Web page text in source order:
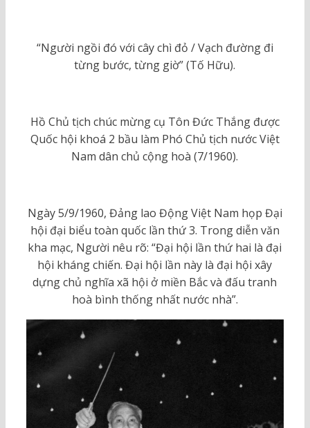
“Người ngồi đó với cây chì đỏ / Vạch đường đi
từng bước, từng giờ” (Tố Hữu).
Hồ Chủ tịch chúc mừng cụ Tôn Đức Thắng được
Quốc hội khoá 2 bầu làm Phó Chủ tịch nước Việt
Nam dân chủ cộng hoà (7/1960).
Ngày 5/9/1960, Đảng lao Động Việt Nam họp Đại
hội đại biểu toàn quốc lần thứ 3. Trong diễn văn
kha mạc, Người nêu rõ: “Đại hội lần thứ hai là đại
hội kháng chiến. Đại hội lần này là đại hội xây
dựng chủ nghĩa xã hội ở miền Bắc và đấu tranh
hoà bình thống nhất nước nhà”.